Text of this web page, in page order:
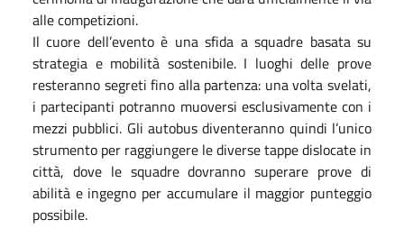
alle competizioni.
Il cuore dell’evento è una sfida a squadre basata su
strategia e mobilità sostenibile. I luoghi delle prove
resteranno segreti fino alla partenza: una volta svelati,
i partecipanti potranno muoversi esclusivamente con i
mezzi pubblici. Gli autobus diventeranno quindi l’unico
strumento per raggiungere le diverse tappe dislocate in
città, dove le squadre dovranno superare prove di
abilità e ingegno per accumulare il maggior punteggio
possibile.